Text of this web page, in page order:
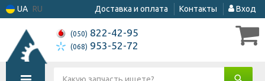
UA RU Доставка и оплата Контакты Вход
(050) 822-42-95
(068) 953-52-72